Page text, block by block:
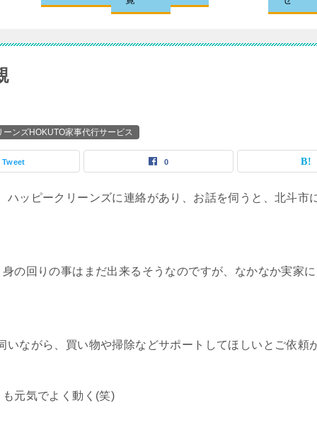
ーンズHOKUTO家事代行サービス
Tweet 0
ハッピークリーンズに連絡があり、お話を伺うと、北斗市
の回りの事はまだ出来るそうなのですが、なかなか実家
いながら、買い物や掃除などサポートしてほしいとご依頼
元気でよく動く(笑)